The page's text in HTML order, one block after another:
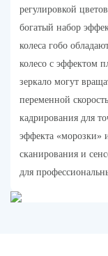
регулировкой
богатый набор
колеса гобо
колесо с эффектом
зеркало могут
переменной
кадрирования для
эффекта «морозки»
сканирования и
для